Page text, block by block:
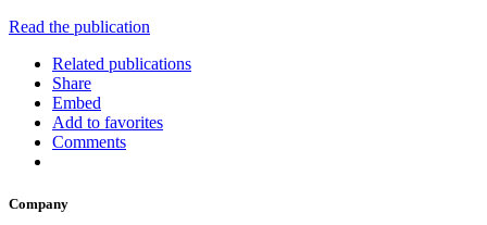
Read the publication
Related publications
Share
Embed
Add to favorites
Comments
Company